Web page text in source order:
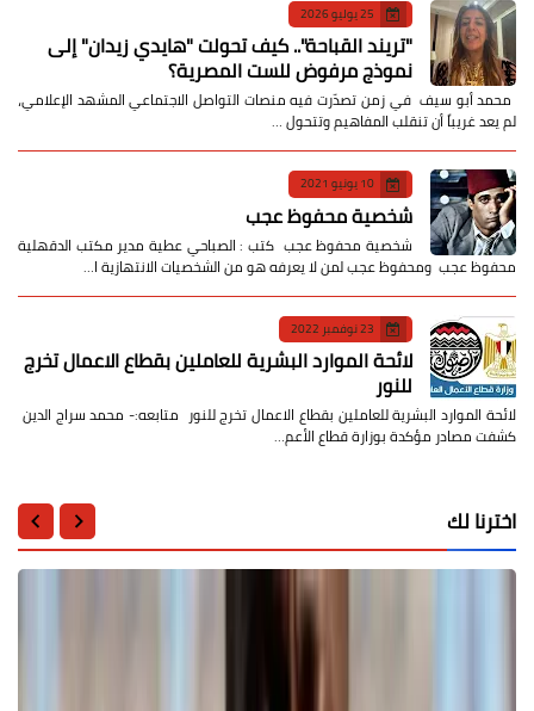
25 يوليو 2026
​"تريند القباحة".. كيف تحولت "هايدي زيدان" إلى
نموذج مرفوض للست المصرية؟
​ محمد أبو سيف ​في زمن تصدّرت فيه منصات التواصل الاجتماعي المشهد الإعلامي،
لم يعد غريباً أن تنقلب المفاهيم وتتحول …
10 يونيو 2021
شخصية محفوظ عجب
شخصية محفوظ عجب كتب : الصباحي عطية مدير مكتب الدقهلية
محفوظ عجب ومحفوظ عجب لمن لا يعرفه هو من الشخصيات الانتهازية ا…
23 نوفمبر 2022
لائحة الموارد البشرية للعاملين بقطاع الاعمال تخرج
للنور
لائحة الموارد البشرية للعاملين بقطاع الاعمال تخرج للنور متابعه:- محمد سراج الدين
كشفت مصادر مؤكدة بوزارة قطاع الأعم…
اخترنا لك